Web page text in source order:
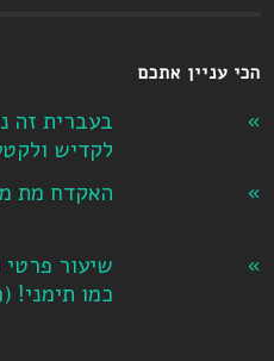
הכי עניין אתכם
בעברית זה
לקדיש
האקדח מת
כמו תימני!